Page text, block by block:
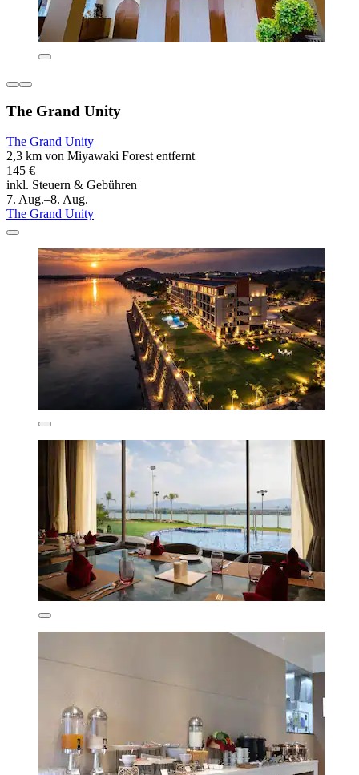
The Grand Unity
The Grand Unity
2,3 km von Miyawaki Forest entfernt
145 €
inkl. Steuern & Gebühren
7. Aug.–8. Aug.
The Grand Unity